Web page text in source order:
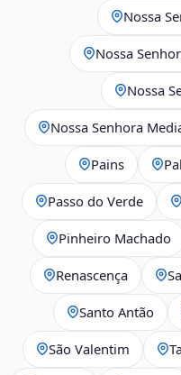
Nossa
Nossa
Nossa
Nossa Senhora
Pains
Passo do Verde
Pinheiro Machado
Renascença
Santo Antão
São Valentim